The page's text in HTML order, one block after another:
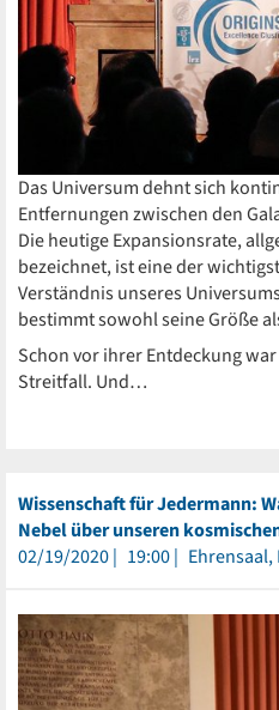
Das Universum dehnt sich
Entfernungen zwischen den
Die heutige Expansionsrate,
bezeichnet, ist eine der
Verständnis unseres
bestimmt sowohl seine Größe
Schon vor ihrer Entdeckung
Streitfall. Und…
Wissenschaft für Jedermann:
Nebel über unseren
02/19/2020
19:00 Ehrensaal,